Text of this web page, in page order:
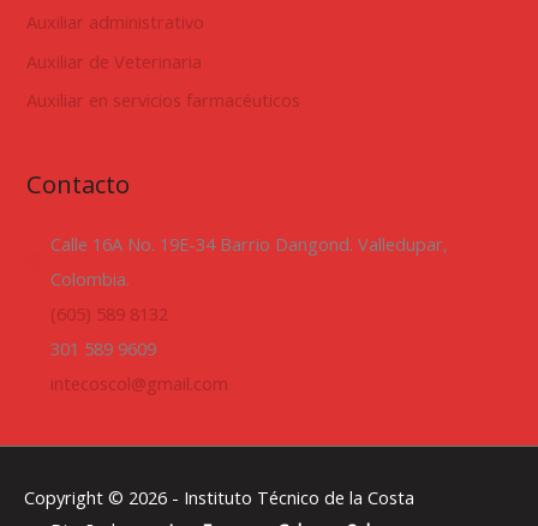
Auxiliar administrativo
Auxiliar de Veterinaria
Auxiliar en servicios farmacéuticos
Contacto
Calle 16A No. 19E-34 Barrio Dangond. Valledupar,
Colombia.
(605) 589 8132
301 589 9609
intecoscol@gmail.com
Copyright © 2026 - Instituto Técnico de la Costa